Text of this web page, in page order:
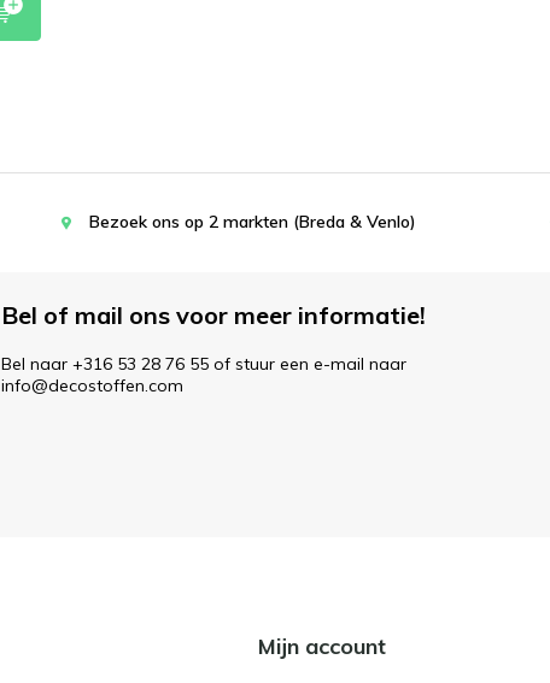
Bezoek ons op 2 markten (Breda & Venlo)
Bel of mail ons voor meer informatie!
Bel naar +316 53 28 76 55 of stuur een e-mail naar
info@decostoffen.com
Mijn account